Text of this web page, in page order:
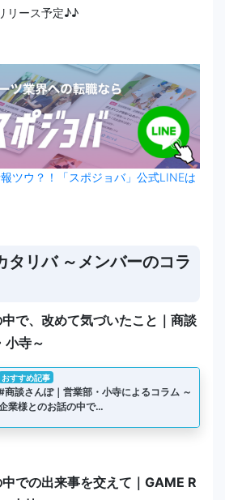
リース予定♪♪
ツウ？！「スポジョバ」公式LINEは
タリバ ～メンバーのコラ
で、改めて気づいたこと｜商談
小寺～
おすすめ記事
商談さんぽ｜営業部・小寺によるコラム ～
業様とのお話の中で…
での出来事を交えて｜GAME R